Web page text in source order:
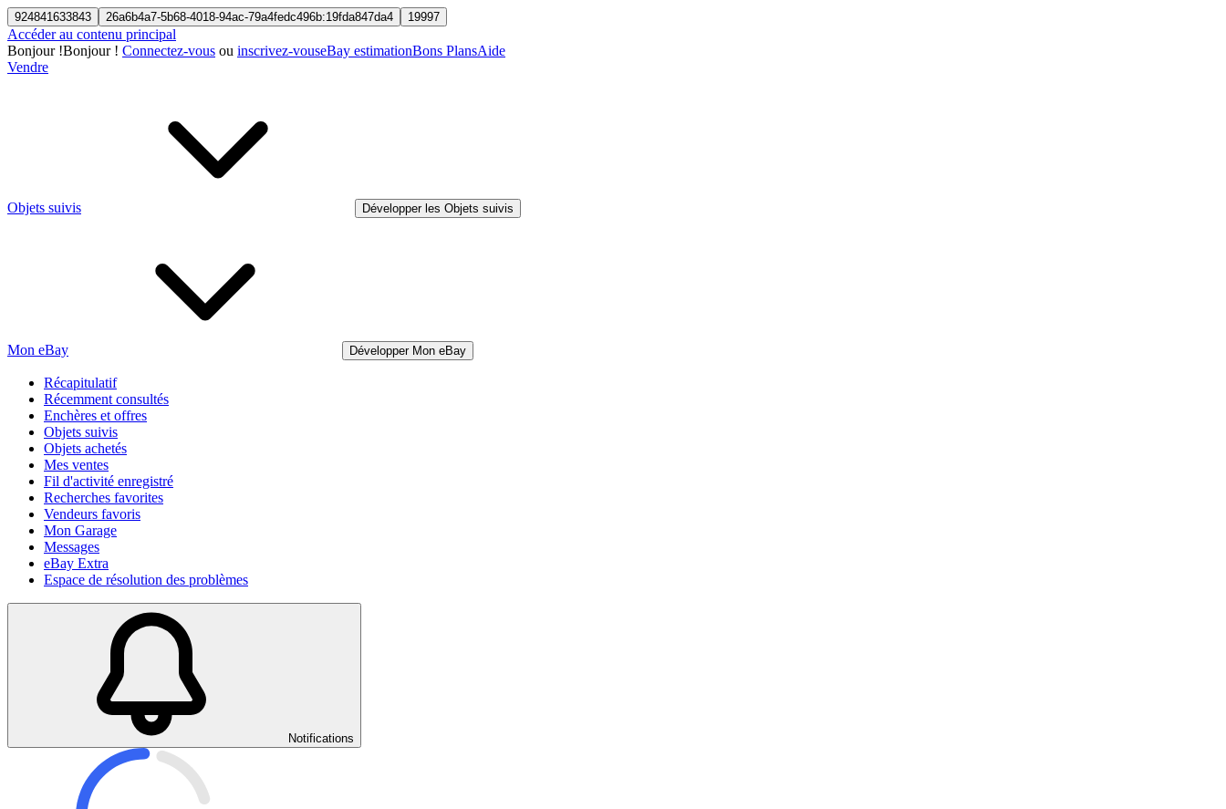
924841633843 26a6b4a7-5b68-4018-94ac-79a4fedc496b:19fda847da4 19997
Accéder au contenu principal
Bonjour !Bonjour ! Connectez-vous ou inscrivez-vouseBay estimationBons PlansAide
Vendre
Objets suivis Développer les Objets suivis
Mon eBay Développer Mon eBay
Récapitulatif
Récemment consultés
Enchères et offres
Objets suivis
Objets achetés
Mes ventes
Fil d'activité enregistré
Recherches favorites
Vendeurs favoris
Mon Garage
Messages
eBay Extra
Espace de résolution des problèmes
Notifications